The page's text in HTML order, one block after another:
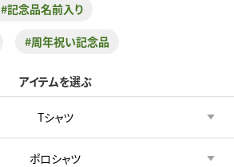
#記念品名前入り
#周年祝い記念品
アイテムを選ぶ
Tシャツ
ポロシャツ